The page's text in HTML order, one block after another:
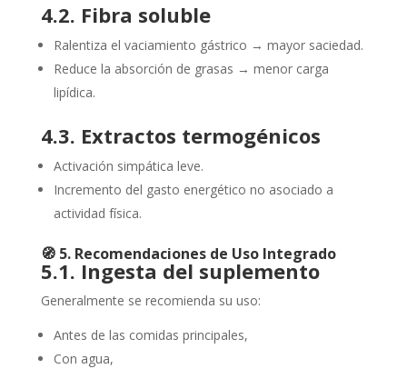
4.2. Fibra soluble
Ralentiza el vaciamiento gástrico → mayor saciedad.
Reduce la absorción de grasas → menor carga
lipídica.
4.3. Extractos termogénicos
Activación simpática leve.
Incremento del gasto energético no asociado a
actividad física.
🧭5. Recomendaciones de Uso Integrado
5.1. Ingesta del suplemento
Generalmente se recomienda su uso:
Antes de las comidas principales,
Con agua,